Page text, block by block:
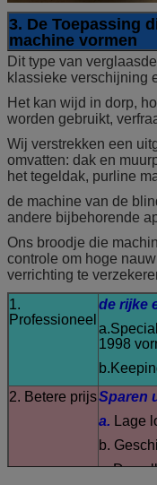
3. De Toepassing
machine vormen
Dit type van
klassieke verschijning
Het kan wijd in dorp,
worden gebruikt,
Wij verstrekken een
omvatten: dak en
het tegeldak, purline
de machine van de
andere bijbehorende
Ons broodje die
controle om hoge
verrichting te
1.
Professioneel
de rijke
1998
2. Betere prijsSparen
a. Lage
b.
c. De